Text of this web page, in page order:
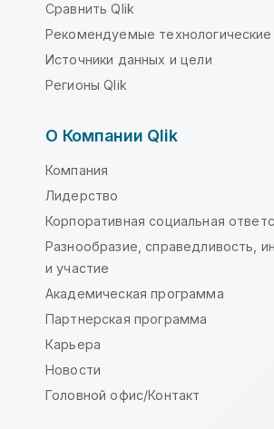
Сравнить Qlik
Рекомендуемые
Источники данных и цели
Регионы Qlik
О Компании Qlik
Компания
Лидерство
Корпоративная социальная
Разнообразие, справедливость,
и участие
Академическая программа
Партнерская программа
Карьера
Новости
Головной офис/Контакт